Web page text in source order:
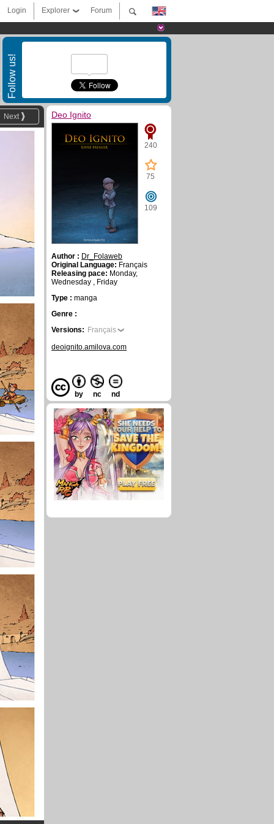
Forum
Explorer
Login
Follow us!
Next Deo Ignito
240
75
109
Author : Dr_Folaweb
Original Language: Français
Releasing pace: Monday,
Wednesday , Friday
Type : manga
Genre :
Versions: Français
deoignito.amilova.com
by nc nd